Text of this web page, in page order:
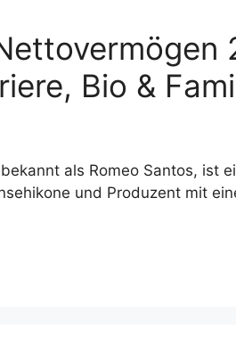
Bio &
als Romeo Santos, ist
und Produzent mit